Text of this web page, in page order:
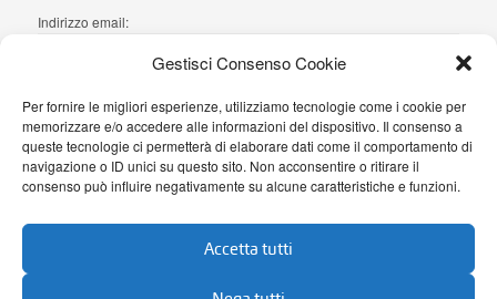
Gestisci Consenso Cookie
Per fornire le migliori esperienze, utilizziamo tecnologie come i cookie per
memorizzare e/o accedere alle informazioni del dispositivo. Il consenso a
queste tecnologie ci permetterà di elaborare dati come il comportamento di
navigazione o ID unici su questo sito. Non acconsentire o ritirare il
consenso può influire negativamente su alcune caratteristiche e funzioni.
Accetta tutti
Indirizzo email:
Ho letto l'informativa sulla Privacye autorizzo AB Office Systems a
processare i miei dati personali secondo il Regolamento (UE)
2016/679